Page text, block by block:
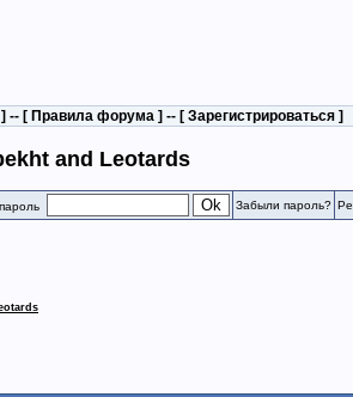
] -- [ Правила форума ] -- [ Зарегистрироваться ]
and Leotards
Забыли пароль?